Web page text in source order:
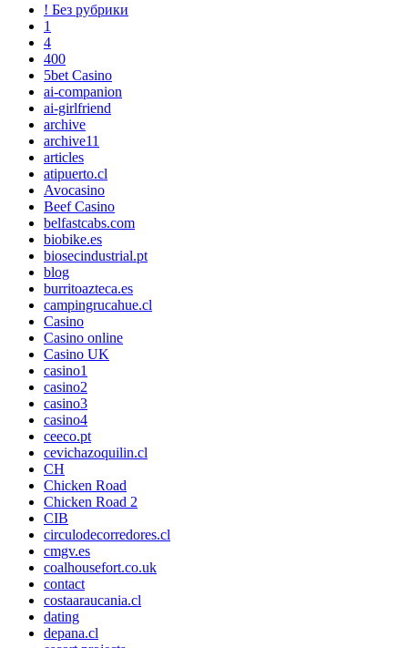
! Без рубрики
1
4
400
5bet Casino
ai-companion
ai-girlfriend
archive
archive11
articles
atipuerto.cl
Avocasino
Beef Casino
belfastcabs.com
biobike.es
biosecindustrial.pt
blog
burritoazteca.es
campingrucahue.cl
Casino
Casino online
Casino UK
casino1
casino2
casino3
casino4
ceeco.pt
cevichazoquilin.cl
CH
Chicken Road
Chicken Road 2
CIB
circulodecorredores.cl
cmgv.es
coalhousefort.co.uk
contact
costaaraucania.cl
dating
depana.cl